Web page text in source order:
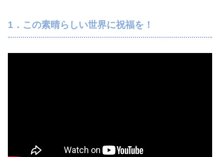
1．この素晴らしい世界に祝福を！